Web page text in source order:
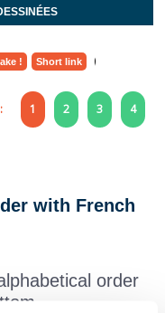
! Short link
1 2 3 4
with French
order